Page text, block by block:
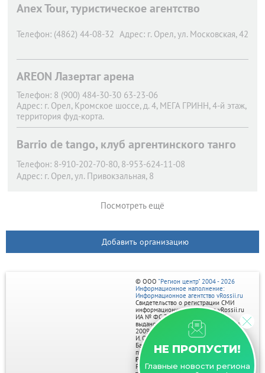
Anex Tour, туристическое агентство
Телефон: (4862) 44-08-32 Адрес: г. Орел, ул. Московская, 42
AREON Лазертаг арена
Телефон: 8 (900) 484-30-30 63-23-06
Адрес: г. Орел, Кромское шоссе, д. 4, МЕГА ГРИНН, 4-й этаж,
территория фуд-корта.
Barrio de tango, клуб аргентинского танго
Телефон: 8-910-202-70-80, 8-953-624-11-08
Адрес: г. Орел, ул. Привокзальная, 8
Посмотреть ещё
Добавить организацию
НЕ ПРОПУСТИ!
Главные новости региона
© ООО "Регион центр" 2004 - 2026
Информационное наполнение:
Информационное агентство vRossii.ru
Свидетельство о регистрации СМИ
информационного агентства vRossii.ru
ИА № ФС 77‑35502
выдано РОСКОМНАДЗОРом 04 марта
2009г.
И. О. Главного редактора Нарыков А. Н.
Баннеры на портале размещаются на
правах рекламы.
Реклама на портале:
Рекламное агентство "Умный маркетинг"